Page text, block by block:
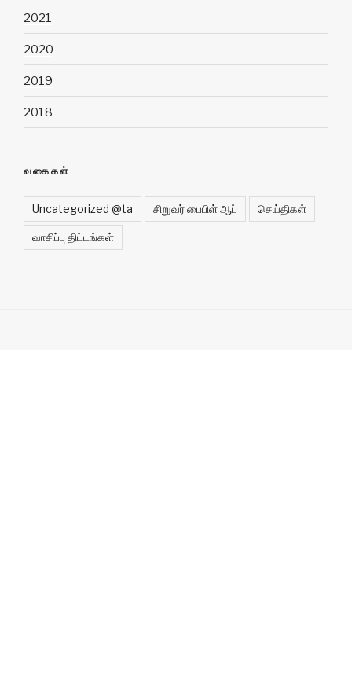
2021
2020
2019
2018
வகைகள்
Uncategorized @ta சிறுவர் பைபிள் ஆப் செய்திகள்
வாசிப்பு திட்டங்கள்